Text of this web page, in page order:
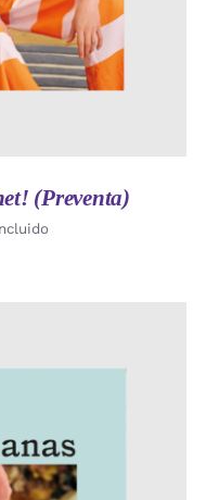
(Preventa)